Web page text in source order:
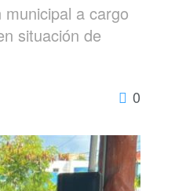
a cargo
situación de
0